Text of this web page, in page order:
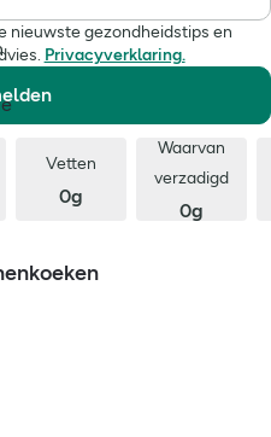
Vetten
0g
Waarvan
verzadigd
0g
nieuwste gezondheidstips en
Privacyverklaring.